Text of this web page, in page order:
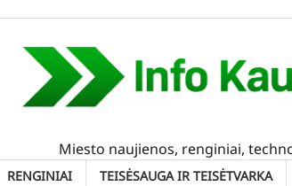
Miesto naujienos, renginiai,
RENGINIAI TEISĖSAUGA IR TEISĖTVARKA